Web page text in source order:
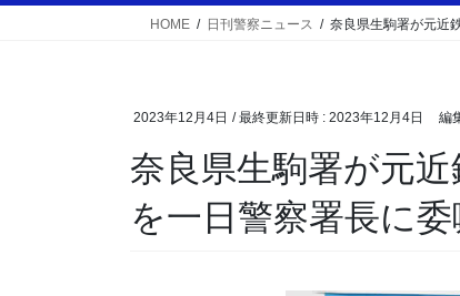
HOME 日刊警察ニュース 奈良県生駒署が元近
2023年12月4日 / 最終更新日時 : 2023年12月4日 編
奈良県生駒署が元近鉄の名選手・大石大二郎さん
を一日警察署長に委